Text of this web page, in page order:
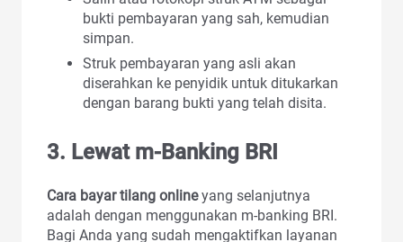
bukti pembayaran yang sah, kemudian
simpan.
Struk pembayaran yang asli akan
diserahkan ke penyidik untuk ditukarkan
dengan barang bukti yang telah disita.
3. Lewat m-Banking BRI
Cara bayar tilang onlineyang selanjutnya
adalah dengan menggunakan m-banking BRI.
Bagi Anda yang sudah mengaktifkan layanan